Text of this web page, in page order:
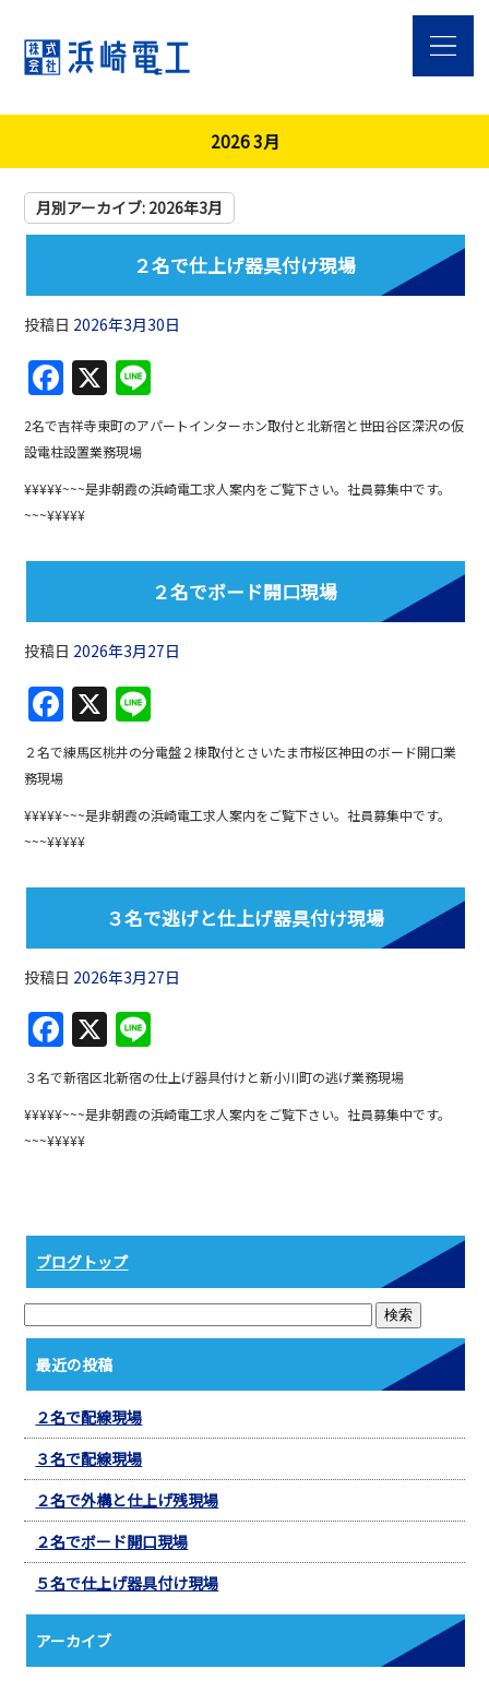
2026 3月
月別アーカイブ: 2026年3月
２名で仕上げ器具付け現場
投稿日 2026年3月30日
F
a
c
e
b
o
k
X
n
e
2名で吉祥寺東町のアパートインターホン取付と北新宿と世田谷区深沢の仮
設電柱設置業務現場
¥¥¥¥¥~~~是非朝霞の浜崎電工求人案内をご覧下さい。社員募集中です。
~~~¥¥¥¥¥
２名でボード開口現場
投稿日 2026年3月27日
F
a
c
e
b
o
k
X
n
e
２名で練馬区桃井の分電盤２棟取付とさいたま市桜区神田のボード開口業
務現場
¥¥¥¥¥~~~是非朝霞の浜崎電工求人案内をご覧下さい。社員募集中です。
~~~¥¥¥¥¥
３名で逃げと仕上げ器具付け現場
投稿日 2026年3月27日
F
a
c
e
o
k
X
n
e
３名で新宿区北新宿の仕上げ器具付けと新小川町の逃げ業務現場
¥¥¥¥¥~~~是非朝霞の浜崎電工求人案内をご覧下さい。社員募集中です。
~~~¥¥¥¥¥
ブログトップ
最近の投稿
２名で配線現場
３名で配線現場
２名で外構と仕上げ残現場
２名でボード開口現場
５名で仕上げ器具付け現場
アーカイブ